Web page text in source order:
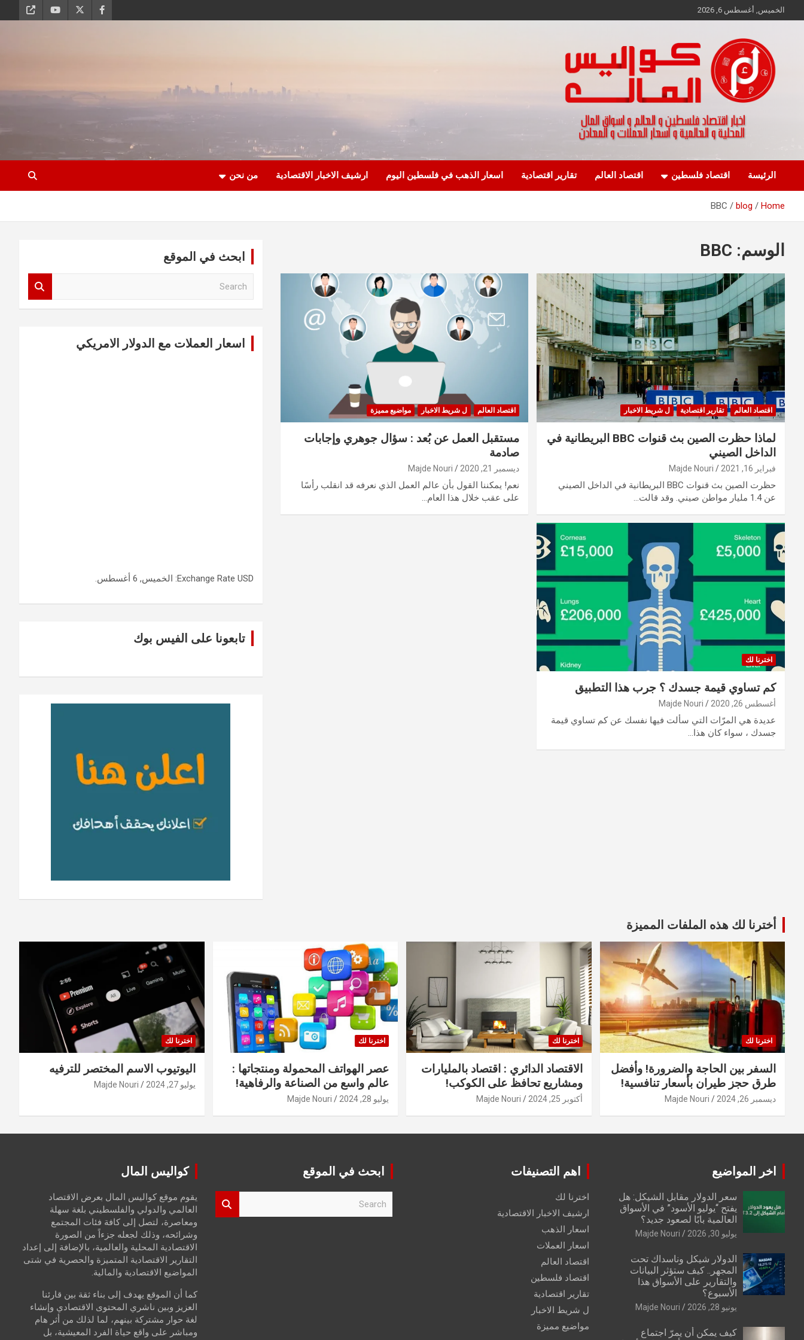
to
الخميس, أغسطس 6, 2026
كواليس المال
الرئيسة اقتصاد فلسطين اقتصاد العالم تقارير اقتصادية اسعار الذهب في فلسطين اليوم ارشيف الاخبار الاقتصادية من نحن
Home
blog
BBC
الوسم: BBC
اقتصاد العالم تقارير اقتصادية ل شريط الاخبار
لماذا حظرت الصين بث قنوات BBC البريطانية في
الداخل الصيني
فبراير 16, 2021 Majde Nouri
حظرت الصين بث قنوات BBC البريطانية في الداخل الصيني
عن 1.4 مليار مواطن صيني. وقد قالت…
اقتصاد العالم ل شريط الاخبار مواضيع مميزة
مستقبل العمل عن بُعد : سؤال جوهري وإجابات
صادمة
ديسمبر 21, 2020 Majde Nouri
نعم! يمكننا القول بأن عالم العمل الذي نعرفه قد انقلب رأسًا
على عقب خلال هذا العام…
اخترنا لك
كم تساوي قيمة جسدك ؟ جرب هذا التطبيق
أغسطس 26, 2020 Majde Nouri
عديدة هي المرّات التي سألت فيها نفسك عن كم تساوي قيمة
جسدك ، سواء كان هذا…
ابحث في الموقع
اسعار العملات مع الدولار الامريكي
Exchange Rate USD : الخميس, 6 أغسطس.
تابعونا على الفيس بوك
أخترنا لك هذه الملفات المميزة
اخترنا لك
السفر بين الحاجة والضرورة! وأفضل
طرق حجز طيران بأسعار تنافسية!
ديسمبر 26, 2024 Majde Nouri
اخترنا لك
الاقتصاد الدائري : اقتصاد بالمليارات
ومشاريع تحافظ على الكوكب!
أكتوبر 25, 2024 Majde Nouri
اخترنا لك
عصر الهواتف المحمولة ومنتجاتها :
عالم واسع من الصناعة والرفاهية!
يوليو 28, 2024 Majde Nouri
اخترنا لك
اليوتيوب الاسم المختصر للترفيه
يوليو 27, 2024 Majde Nouri
اخر المواضيع
سعر الدولار مقابل الشيكل: هل
يفتح “يوليو الأسود” في الأسواق
العالمية بابًا لصعود جديد؟
يوليو 30, 2026 Majde Nouri
الدولار شيكل وناسداك تحت
المجهر.. كيف ستؤثر البيانات
والتقارير على الأسواق هذا
الأسبوع؟
يونيو 28, 2026 Majde Nouri
كيف يمكن أن يمرّ اجتماع
اهم التصنيفات
اخترنا لك
ارشيف الاخبار الاقتصادية
اسعار الذهب
اسعار العملات
اقتصاد العالم
اقتصاد فلسطين
تقارير اقتصادية
ل شريط الاخبار
مواضيع مميزة
ابحث في الموقع كواليس المال
يقوم موقع كواليس المال بعرض الاقتصاد
العالمي والدولي والفلسطيني بلغة سهلة
ومعاصرة، لتصل إلى كافة فئات المجتمع
وشرائحه، وذلك لجعله جزءاً من الصورة
الاقتصادية المحلية والعالمية، بالإضافة إلى إعداد
التقارير الاقتصادية المتميزة والحصرية في شتى
المواضيع الاقتصادية والمالية.
كما أن الموقع يهدف إلى بناء ثقة بين قارئنا
العزيز وبين ناشري المحتوى الاقتصادي وإنشاء
لغة حوار مشتركة بينهم، لما لذلك من أثر هام
ومباشر على واقع حياة الفرد المعيشية، بل